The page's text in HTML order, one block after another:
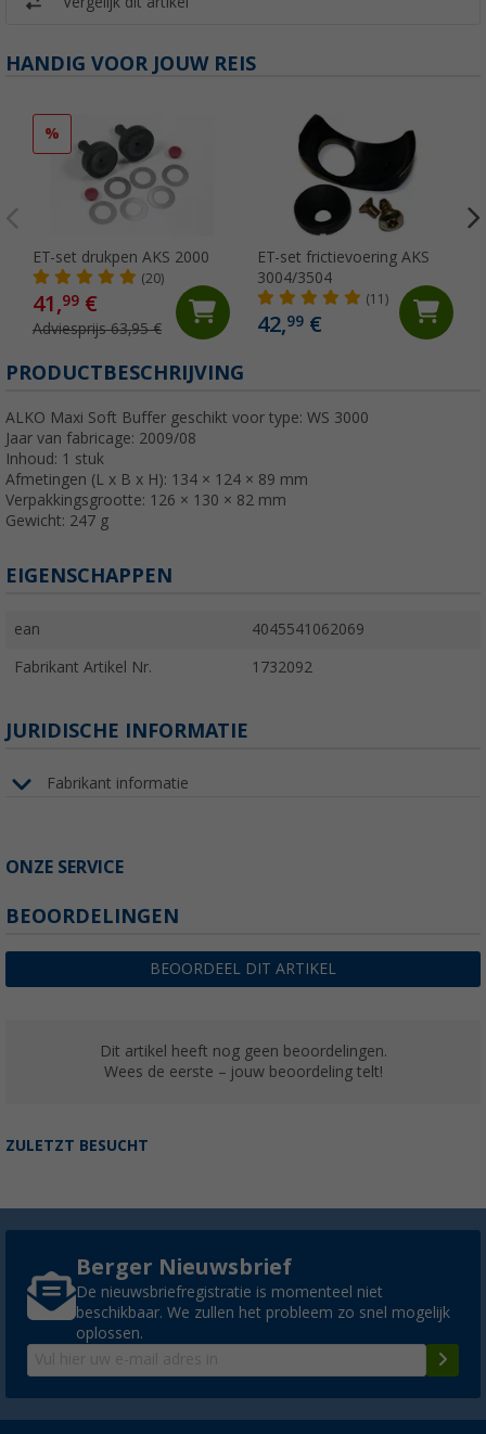
HANDIG VOOR JOUW REIS
%
ET-set drukpen AKS 2000
(20)
41,99 €
Adviesprijs 63,95 €
ET-set frictievoering AKS
3004/3504
(11)
42,99€
PRODUCTBESCHRIJVING
ALKO Maxi Soft Buffer geschikt voor type: WS 3000
Jaar van fabricage: 2009/08
Inhoud: 1 stuk
Afmetingen (L x B x H): 134 × 124 × 89 mm
Verpakkingsgrootte: 126 × 130 × 82 mm
Gewicht: 247 g
EIGENSCHAPPEN
ean 4045541062069
Fabrikant Artikel Nr. 1732092
JURIDISCHE INFORMATIE
Fabrikant informatie
ONZE SERVICE
BEOORDELINGEN
BEOORDEEL DIT ARTIKEL
Dit artikel heeft nog geen beoordelingen.
Wees de eerste – jouw beoordeling telt!
ZULETZT BESUCHT
Berger Nieuwsbrief
De nieuwsbriefregistratie is momenteel niet
beschikbaar. We zullen het probleem zo snel mogelijk
oplossen.